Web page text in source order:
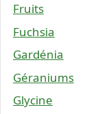
Fruits
Fuchsia
Gardénia
Géraniums
Glycine